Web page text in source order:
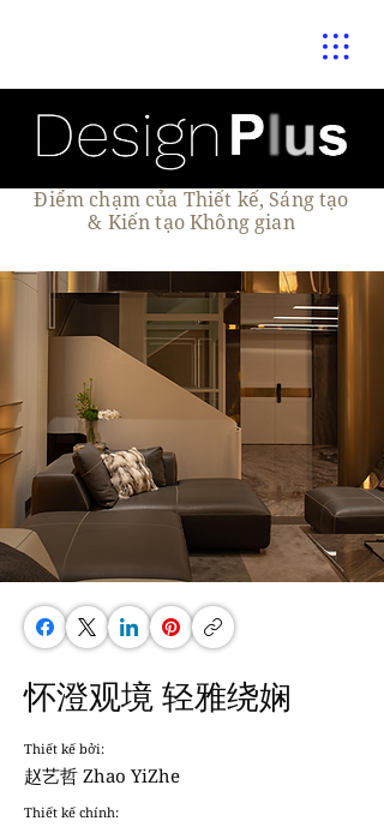
Điểm chạm của Thiết kế, Sáng tạo
& Kiến tạo Không gian
怀澄观境 轻雅绕娴
Thiết kế bởi:
赵艺哲 Zhao YiZhe
Thiết kế chính: